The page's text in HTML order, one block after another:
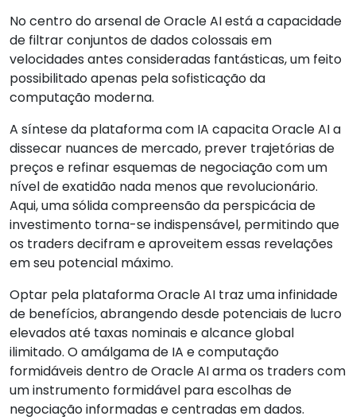
No centro do arsenal de Oracle AI está a capacidade
de filtrar conjuntos de dados colossais em
velocidades antes consideradas fantásticas, um feito
possibilitado apenas pela sofisticação da
computação moderna.
A síntese da plataforma com IA capacita Oracle AI a
dissecar nuances de mercado, prever trajetórias de
preços e refinar esquemas de negociação com um
nível de exatidão nada menos que revolucionário.
Aqui, uma sólida compreensão da perspicácia de
investimento torna-se indispensável, permitindo que
os traders decifram e aproveitem essas revelações
em seu potencial máximo.
Optar pela plataforma Oracle AI traz uma infinidade
de benefícios, abrangendo desde potenciais de lucro
elevados até taxas nominais e alcance global
ilimitado. O amálgama de IA e computação
formidáveis dentro de Oracle AI arma os traders com
um instrumento formidável para escolhas de
negociação informadas e centradas em dados.